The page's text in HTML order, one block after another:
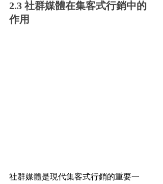
2.3 社群媒體在集客式行銷中的
作用
社群媒體是現代集客式行銷的重要一